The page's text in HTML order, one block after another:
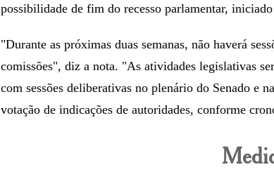
possibilidade de fim do recesso parlamentar,
"Durante as próximas duas semanas, não haverá
comissões", diz a nota. "As atividades legislativas
com sessões deliberativas no plenário do Senado e
votação de indicações de autoridades, conforme